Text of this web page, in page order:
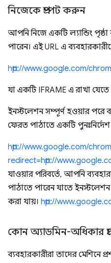
নিজেকে প্রম্পট করুন
আপনি নিজে একটি ল্যান্ডিং পৃষ্ঠা
পারেন। এই URL এ
http://www.google.com/
যা একটি IFRAME এ রাখা যেতে
ইনস্টলেশন সম্পূর্ণ হওয়ার পরে
ফেরত পাঠাতে একটি
http://www.google.com/
redirect=http://
যাওয়ার পরিবর্তে, আপনি
পাঠাতে পারেন যাতে
করা যায়। http://
কোন অ্যাডমিন-অধিকার
ব্যবহারকারীরা তাদের মেশিনে